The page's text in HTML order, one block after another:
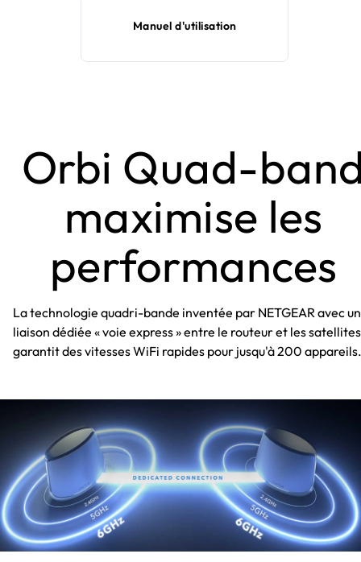
Manuel d'utilisation
Orbi Quad-
maximise les
performances
La technologie quadri-bande inventée par NETGEAR avec
liaison dédiée « voie express » entre le routeur et les satellites
garantit des vitesses WiFi rapides pour jusqu'à 200 appareils.